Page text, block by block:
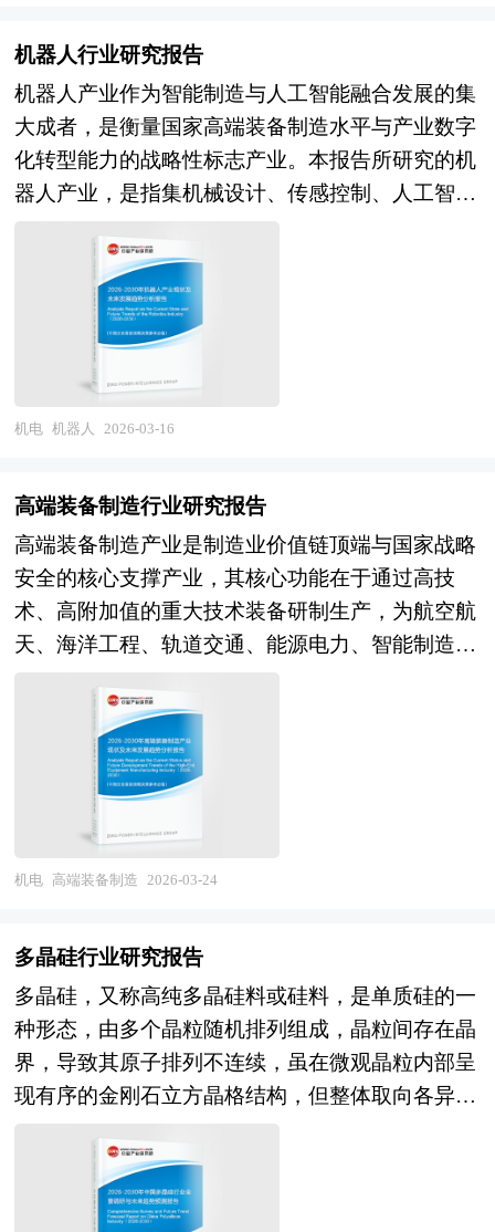
器人发展机遇具有重大战略意义。 本研究咨询报
告由中研普华咨询公司领衔撰写，在大量周密的市
场调研基础上，主要依据了国家统计局、国家商务
部、国家发改委、国家经济信息中心、国务院发展
研究中心、国家海关总署、全国商业信息中心、中
国经济景气监测中心、中国行业研究网、全国及海
外相关报刊杂志的基础信息以及工业机器人行业研
究单位等公布和提供的大量资料。报告对我国工业
机器人行业的供需状况、发展现状、子行业发展变
化等进行了分析，重点分析了国内外工业机器人行
业的发展现状、如何面对行业的发展挑战、行业的
发展建议、行业竞争力，以及行业的投资分析和趋
势预测等等。报告还综合了工业机器人行业的整体
体解决办法。报告对于工业机器人产品生产企业、
经销商、行业管理部门以及拟进入该行业的投资者
具有重要的参考价值，对于研究我国工业机器人行
业发展规律、提高企业的运营效率、促进企业的发
展壮大有学术和实践的双重意义。
分析，并对超导材料行业兼并重组趋势进行了趋向
研判，本报告定期对超导材料行业运行和兼并重组
事件进行监测，数据保持动态更新，是超导材料相
关企业、科研单位、投资机构等单位准确了解目前
超导材料行业兼并重组动态，把握企业定位和发展
方向不可多得的精品。除提供《2026-2030年版超
导材料行业兼并重组机会研究及决策咨询报告》
外，我们也可以根据企业具体项目要求专项编写专
业定制版，并根据详细要求合理报价，为企业兼并
重组提供全程指引服务。 1、中研普华作为卖方顾
问提供的服务内容： 并购可行性分析、价值评估
咨询、业务诊断及分析；寻找与推荐策略投资者，
备信息备忘录和投资意向书，就投资者的选择和接
洽策略提供专业意见；协调并管理投资者的财务，
税务和法律尽职调查；协助卖方回复投资者尽职调
查过程中提出的问题和要求；协助分析公司的整体
价值并制定定价策略，协助设定卖方与潜在投资者
现场技术支持；对最终法律协议中的商业条款提出
审阅意见；协助进行税务分析、项目管理、融资文
件准备。 2、中研普华作为买方顾问提供的服务内
容： 财务及税务尽职调查、目标公司价值分析和
定价策略制定；协助政府沟通和审批、谈判支持和
审阅投资文件，确定并购条件；协助买方筹集、获
型的构建和目标公司价值分析、提供交易架构的设
计建议；将审慎性调查的结果反映在各项交易的法
律文书中、协助各项法律文书的成文；编制相关的
并购公告，提出一个完善、操作性强并符合收购方
需要和自身条件的收购计划，在收购方委托的情况
结构集成，构成旋转执行器或直线执行器，分别实
现关节的角运动与直线位移。整体系统还需在功率
密度、热管理、电磁兼容与能效之间进行系统级优
化，尤其在电池供电场景下，任何能量损耗都会直
接影响续航与热负荷。 本研究咨询报告由中研普
上，主要依据国家统计局、工业和信息化部、商务
部、国家发改委、国家经济信息中心、国务院发展
研究中心、工信部、中国行业研究网、全国及海外
多种相关报纸杂志的基础信息等公布和提供的大量
资料和数据，客观、多角度地对中国人形机器人电
机驱动市场进行了分析研究。报告在总结中国人形
势给予了细致和审慎的预测论证。报告资料详实，
图表丰富，既有深入的分析，又有直观的比较，为
人形机器人电机驱动企业在激烈的市场竞争中洞察
先机，能准确及时的针对自身环境调整经营策略。
品质稳定性要求较高的领域，如航天食品、婴幼儿
（PLC与触摸屏）、变频节能技术及物联网远程监
控的集成，现代食品冻干机正朝着智能化、高效化
与柔性化方向发展 。 宠物冻干行业则是以食品冻
干机为核心装备，专注于为宠物（主要是犬、猫等
伴侣动物）生产高营养、长保质期生鲜类食品的新
兴细分产业。该行业利用冻干工艺将生肉、内脏、
骨骼及功能性添加成分在无菌环境下进行低温脱水
处理，旨在完整保留原料的生物活性、天然风味与
消化吸收率，满足宠物对“原始饮食”（BARF理
念）的生理需求。与传统膨化或罐头宠物食品相
比，冻干产品具有更高的蛋白质纯度、更低的碳水
势，因此被视为高端宠物食品的代表。该行业的发
展受到宠物人性化消费趋势、科学喂养理念普及以
及国产高端品牌崛起的推动，已形成从原料
sourcing、配方研发、冻干加工到品牌营销的完整
产业链。同时，行业对生产环境洁净度、微生物控
向GMP级车间、全链条可追溯与定制化营养方案升
级。尽管面临成本较高、消费者教育不足等挑战，
宠物冻干行业正成为宠物经济中增长最快的核心赛
道之一。 当前，中国食品冻干机及宠物冻干行业
正处于快速发展阶段。随着消费者对食品品质和健
康属性的要求不断提高，食品冻干机市场需求持续
咨询公司领衔撰写，在大量周密的市场调研基础
上，主要依据了国家统计局、国家商务部、国家发
改委、国家经济信息中心、国务院发展研究中心、
国家海关总署、全国商业信息中心、中国经济景气
监测中心、中国行业研究网、国内外相关报刊杂志
的基础信息以及食品冻干机及宠物冻干专业研究单
位等公布和提供的大量资料。对我国食品冻干机及
宠物冻干的行业现状、市场各类经营指标的情况、
机器人行业研究报告
机器人产业作为智能制造与人工智能融合发展的集
大成者，是衡量国家高端装备制造水平与产业数字
化转型能力的战略性标志产业。本报告所研究的机
器人产业，是指集机械设计、传感控制、人工智能
复杂任务，涵盖工业机器人、服务机器人、特种机
器人及人形机器人等多元品类的综合性高技术产
业。该行业横跨精密减速器、伺服电机、控制器、
视觉感知、运动规划及人机交互等多个核心技术领
域，具有技术迭代快、系统集成复杂、应用场景碎
片化、安全可靠性要求高等典型特征。随着劳动力
技术突破，机器人已从传统的自动化执行单元向具
子、医疗、农业及家庭服务深度融合，成为重塑生
产方式与生活方式的关键使能要素。 当前中国机
器人产业正处于从"规模扩张"向"质量跃升"转型、
从"集成应用"向"自主可控"攻坚的关键发展阶段。
经过多年培育，我国已连续多年成为全球最大的工
业机器人应用市场，在搬运、焊接、喷涂等常规场
景形成规模化部署，部分本土企业在协作机器人、
移动机器人及特定行业专用机器人领域实现差异化
突破，减速器、伺服系统等核心零部件国产化率稳
步提升。展望"十五五"时期，中国机器人产业将迎
来人工智能深度融合与场景爆发共振的战略窗口。
统的结合将显著提升环境理解与任务规划能力，推
动机器人从"示教再现"向"自主决策"范式跃迁；人
形机器人在工业制造、商业服务及家庭场景的应用
将从概念验证走向小批量商业化，成为产业新增长
极；应用拓展维度，随着新能源汽车、锂电池、光
高精度、高柔性的机器人需求将持续释放，农业、
医疗、养老等服务场景的渗透率将显著提升；产业
生态维度，开源机器人操作系统、共享制造平台及
机电 机器人 2026-03-16
高端装备制造行业研究报告
高端装备制造产业是制造业价值链顶端与国家战略
安全的核心支撑产业，其核心功能在于通过高技
术、高附加值的重大技术装备研制生产，为航空航
天、海洋工程、轨道交通、能源电力、智能制造等
造业的技术水平与综合竞争力，是建设制造强国与
实现科技自立自强的关键抓手。从产业范畴来看，
高端装备制造产业涵盖航空航天装备（飞机、发动
机、卫星、运载火箭），海洋工程装备及高技术船
舶（深海钻井平台、大型邮轮、LNG船、智能船
舶），先进轨道交通装备（高速列车、城轨车辆、
工中心、工业机器人、服务机器人），大型成套技
备），以及重大工程装备（盾构机、架桥机、海上
风电安装平台）等细分领域。按照技术特征可分为
高性能、高可靠性、高精度、智能化、绿色化装
备，按照应用领域则形成国防军工、民用航空、能
源资源开发、基础设施建设等多元矩阵。随着新一
轮科技革命与产业变革深入发展，高端装备制造正
从单机装备向系统解决方案、从跟随模仿向自主创
机电 高端装备制造 2026-03-24
多晶硅行业研究报告
多晶硅，又称高纯多晶硅料或硅料，是单质硅的一
种形态，由多个晶粒随机排列组成，晶粒间存在晶
界，导致其原子排列不连续，虽在微观晶粒内部呈
现有序的金刚石立方晶格结构，但整体取向各异，
为原料，通过改良西门子法、硅烷流化床法等化学
提纯工艺，将硅纯度提升至6N（99.9999%）以